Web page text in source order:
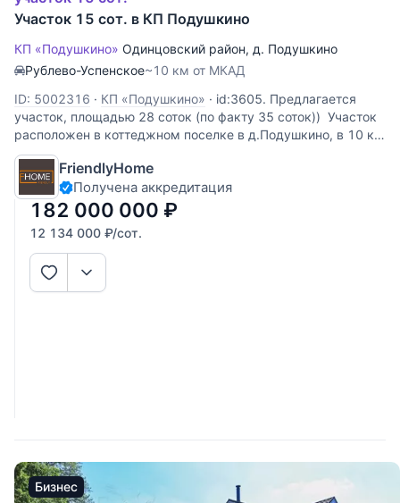
Участок 15 сот. в КП Подушкино
КП «Подушкино» Одинцовский район, д. Подушкино
Рублево-Успенское~10 км от МКАД
ID: 5002316 · КП «Подушкино» · id:3605. Предлагается
участок, площадью 28 соток (по факту 35 соток)) Участок
расположен в коттеджном поселке в д.Подушкино, в 10 км
от Москвы по Рублево-Успенскому шоссе или платной
дороге. Все коммуникации центральные заведены на
участок, имеют
FriendlyHome
Получена аккредитация
182 000 000 ₽
12 134 000 ₽/сот.
Бизнес